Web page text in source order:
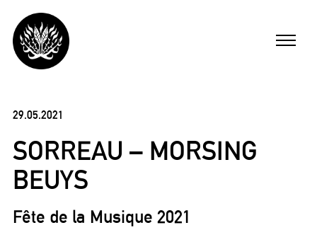
content
Menu
FILME
29.05.2021
SORREAU – MORSING
BEUYS
Fête de la Musique 2021